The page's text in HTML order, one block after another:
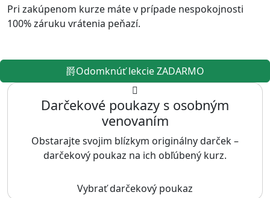
Pri zakúpenom kurze máte v prípade nespokojnosti
100% záruku vrátenia peňazí.
Odomknúť lekcie ZADARMO
Darčekové poukazy s osobným
venovaním
Obstarajte svojim blízkym originálny darček –
darčekový poukaz na ich obľúbený kurz.
Vybrať darčekový poukaz